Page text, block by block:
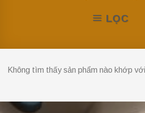
LỌC
Không tìm thấy sản phẩm nào khớp